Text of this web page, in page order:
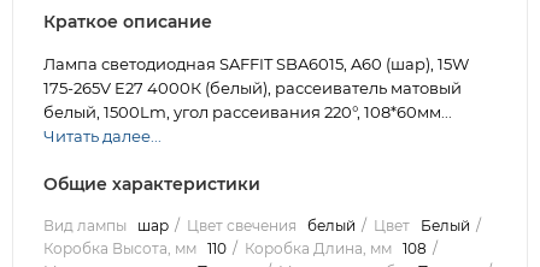
Краткое описание
Лампа светодиодная SAFFIT SBA6015, A60 (шар), 15W
175-265V E27 4000К (белый), рассеиватель матовый
белый, 1500Lm, угол рассеивания 220°, 108*60мм...
Читать далее...
Общие характеристики
Вид лампы шар Цвет свечения белый Цвет
Белый
Коробка Высота, мм 110 Коробка Длина, мм 108